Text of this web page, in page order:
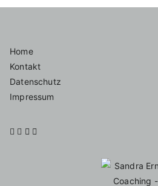
Home
Kontakt
Datenschutz
Impressum